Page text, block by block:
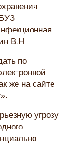
В.Н
по
же на сайте
угрозу